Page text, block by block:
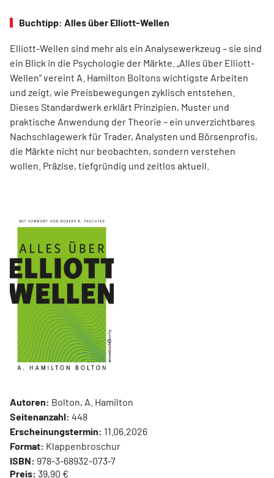
Buchtipp: Alles über Elliott-Wellen
Elliott-Wellen sind mehr als ein Analysewerkzeug – sie sind
ein Blick in die Psychologie der Märkte. „Alles über Elliott-
Wellen“ vereint A. Hamilton Boltons wichtigste Arbeiten
und zeigt, wie Preisbewegungen zyklisch entstehen.
Dieses Standardwerk erklärt Prinzipien, Muster und
praktische Anwendung der Theorie – ein unverzichtbares
Nachschlagewerk für Trader, Analysten und Börsenprofis,
die Märkte nicht nur beobachten, sondern verstehen
wollen. Präzise, tiefgründig und zeitlos aktuell.
Autoren: Bolton, A. Hamilton
Seitenanzahl: 448
Erscheinungstermin: 11.06.2026
Format: Klappenbroschur
ISBN: 978-3-68932-073-7
Preis: 39,90 €